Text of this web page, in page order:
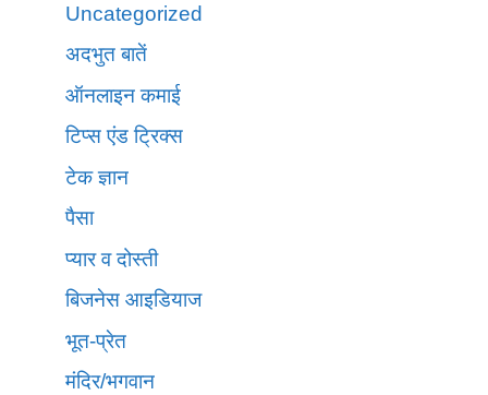
Uncategorized
अदभुत बातें
ऑनलाइन कमाई
टिप्स एंड ट्रिक्स
टेक ज्ञान
पैसा
प्यार व दोस्ती
बिजनेस आइडियाज
भूत-प्रेत
मंदिर/भगवान